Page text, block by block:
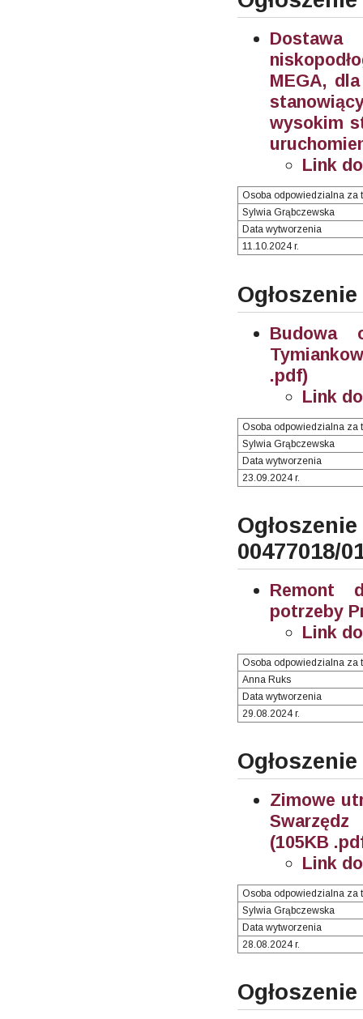
MEGA,
wysokim
Link
Osoba odpowiedzialna za
Sylwia Grąbczewska
Data wytworzenia
11.10.2024 r.
Budowa
.pdf)
Link
Osoba odpowiedzialna za
Sylwia Grąbczewska
Data wytworzenia
23.09.2024 r.
00477018/
Remont
potrzeby
Link
Osoba odpowiedzialna za
Anna Ruks
Data wytworzenia
29.08.2024 r.
Zimowe
(105KB
Link
Osoba odpowiedzialna za
Sylwia Grąbczewska
Data wytworzenia
28.08.2024 r.